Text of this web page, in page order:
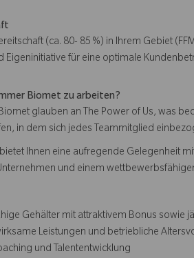
(ca. 80- 85 %) in Ihrem Gebiet
Eigeninitiative für eine optimale
Biomet zu arbeiten?
glauben an The Power of Us, was
in dem sich jedes Teammitglied
Ihnen eine aufregende Gelegenheit
und einem
Gehälter mit attraktivem Bonus sowie
Leistungen und betriebliche
und Talententwicklung